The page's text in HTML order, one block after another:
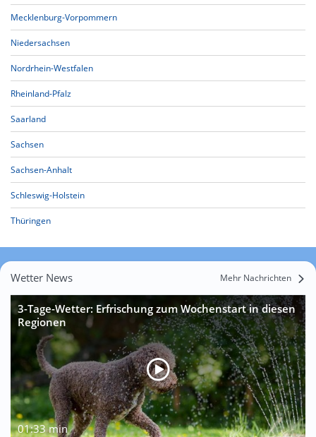
Mecklenburg-Vorpommern
Niedersachsen
Nordrhein-Westfalen
Rheinland-Pfalz
Saarland
Sachsen
Sachsen-Anhalt
Schleswig-Holstein
Thüringen
Wetter News Mehr Nachrichten
3-Tage-Wetter: Erfrischung zum Wochenstart in diesen
Regionen
01:33 min